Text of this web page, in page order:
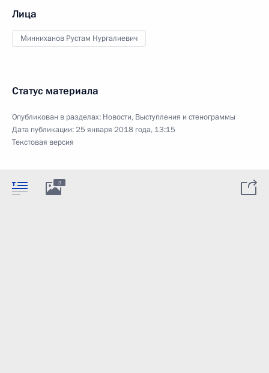
Лица
Минниханов Рустам Нургалиевич
Статус материала
Опубликован в разделах: Новости, Выступления и стенограммы
Дата публикации:25 января 2018 года, 13:15
Текстовая версия
3